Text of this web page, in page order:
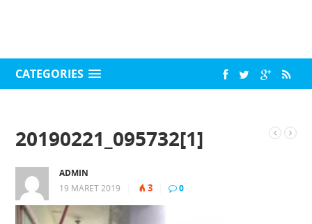
CATEGORIES
20190221_095732[1]
ADMIN
19 MARET 2019
3 0